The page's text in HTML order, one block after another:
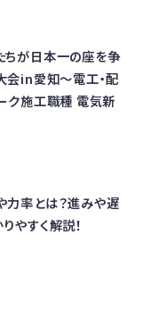
ちが日本一の座を争
会in愛知～電工・配
ク施工職種 電気新
力率とは？進みや遅
やすく解説！